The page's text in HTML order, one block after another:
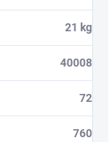
21 kg
40008
72
760